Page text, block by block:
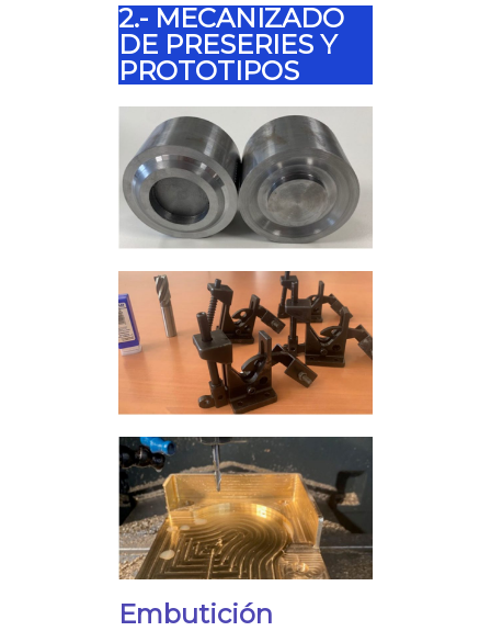
2.- MECANIZADO
DE PRESERIES​ Y
PROTOTIPOS
Embutición